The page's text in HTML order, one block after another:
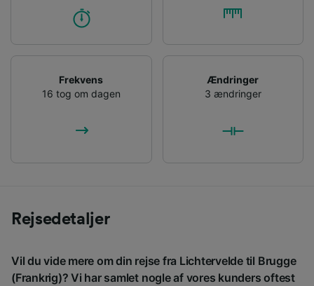
Frekvens
16 tog om dagen
Ændringer
3 ændringer
Rejsedetaljer
Vil du vide mere om din rejse fra Lichtervelde til Brugge
(Frankrig)? Vi har samlet nogle af vores kunders oftest